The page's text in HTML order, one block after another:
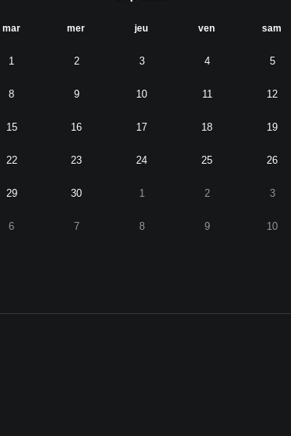
mar mer jeu ven sam
1 2 3 4 5
8 9 10 11 12
15 16 17 18 19
22 23 24 25 26
29 30 1 2 3
6 7 8 9 10